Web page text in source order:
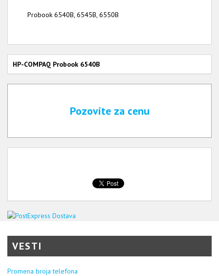
Probook 6540B, 6545B, 6550B
HP-COMPAQ Probook 6540B
Pozovite za cenu
VESTI
Promena broja telefona